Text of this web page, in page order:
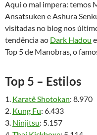
Aqui o mal impera: temos
Ansatsuken e Ashura
visitadas no blog nos
tendência ao Dark Hadou
Top 5 de Manobras, o
Top 5 – Estilos
1. Karatê Shotokan: 8.970
2. Kung Fu: 6.433
3. Ninjitsu: 5.157